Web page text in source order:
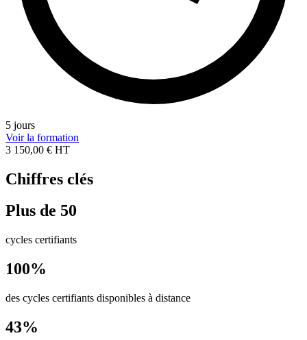
5 jours
Voir la formation
3 150,00 € HT
Chiffres clés
Plus de 50
cycles certifiants
100%
des cycles certifiants disponibles à distance
43%